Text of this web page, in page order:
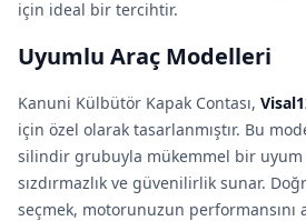
için ideal bir tercihtir.
Uyumlu Araç Modelleri
Kanuni Külbütör Kapak Contası,
için özel olarak tasarlanmıştır. Bu
silindir grubuyla mükemmel bir uyum
sızdırmazlık ve güvenilirlik sunar.
seçmek, motorunuzun performansını